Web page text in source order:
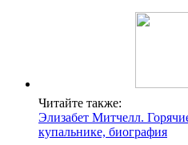
Читайте также:
Элизабет Митчелл.
купальнике, биография